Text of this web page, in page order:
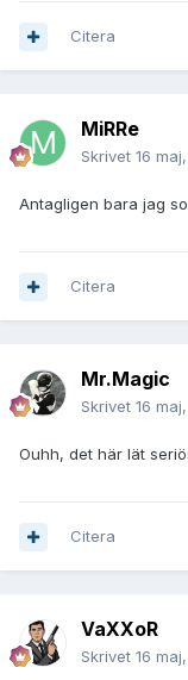
Citera
MiRRe
Skrivet 16
Antagligen bara jag
Citera
Mr.Magic
Skrivet 16
Ouhh, det här lät
Citera
VaXXoR
Skrivet 16